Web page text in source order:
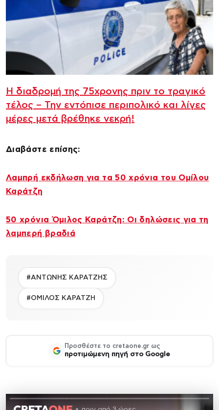
Η διαδρομή της 75χρονης πριν το τραγικό
τέλος – Την εντόπισε περιπολικό και λίγες
μέρες μετά βρέθηκε νεκρή!
Διαβάστε επίσης:
Λαμπρή εκδήλωση για τα 50 χρόνια του Ομίλου
Καράτζη
50 χρόνια Όμιλος Καράτζη: Οι δηλώσεις για τη
λαμπερή βραδιά
#ΑΝΤΩΝΗΣ ΚΑΡΑΤΖΗΣ
#ΟΜΙΛΟΣ ΚΑΡΑΤΖΗ
Προσθέστε το cretaone.gr ως
προτιμώμενη πηγή στο Google